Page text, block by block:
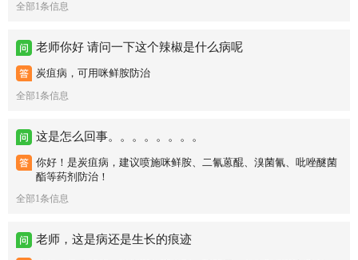
要严格按照摄入比例进行补充，切勿造成元素过剩出现生长不良的
况时，要及时进行浇水和喷水，稀释药剂浓度和肥料浓度，与此同
时追施氮肥、喷施叶面肥和植物调节剂，将种植地进行改良，缓解
药害和肥害。 4、病虫害造成的黄叶 例如枯黄萎病、叶霉病、病毒
生。 防治措施：当出现病虫害爆发而造成黄叶落叶的情况时，要根
害。
全部1条信息
老师你好 请问一下这个辣椒是什么病呢
炭疽病，可用咪鲜胺防治
全部1条信息
这是怎么回事。。。。。。。。
你好！是炭疽病，建议喷施咪鲜胺、二氰蒽醌、溴菌氰、吡唑醚菌
酯等药剂防治！
全部1条信息
老师，这是病还是生长的痕迹